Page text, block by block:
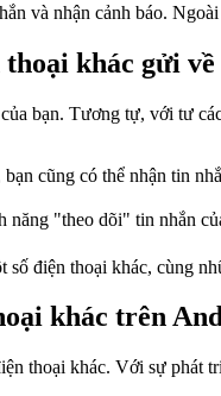
và nhận cảnh báo.
khác gửi
bạn. Tương tự, với tư
cũng có thể nhận tin
"theo dõi" tin nhắn
điện thoại khác, cùng
khác trên
thoại khác. Với sự